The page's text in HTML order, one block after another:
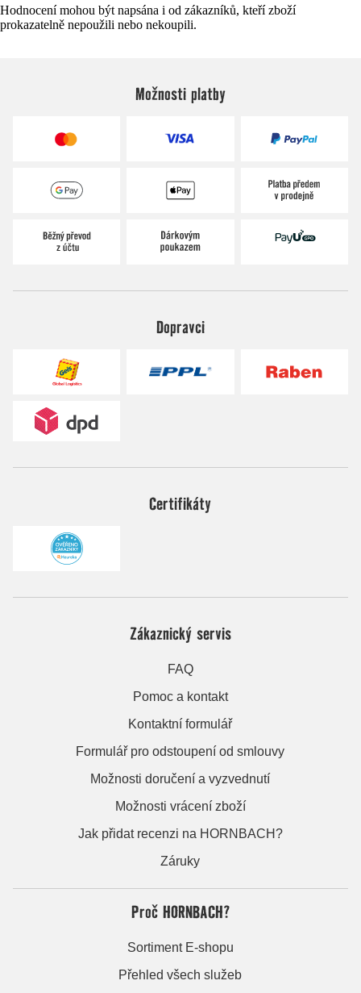
Hodnocení mohou být napsána i od zákazníků, kteří zboží
prokazatelně nepoužili nebo nekoupili.
Možnosti platby
Dopravci
Certifikáty
Zákaznický servis
FAQ
Pomoc a kontakt
Kontaktní formulář
Formulář pro odstoupení od smlouvy
Možnosti doručení a vyzvednutí
Možnosti vrácení zboží
Jak přidat recenzi na HORNBACH?
Záruky
Proč HORNBACH?
Sortiment E-shopu
Přehled všech služeb